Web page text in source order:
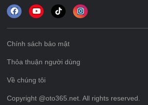
Chính sách bảo mật
Thỏa thuận người dùng
Về chúng tôi
Copyright @oto365.net. All rights reserved.